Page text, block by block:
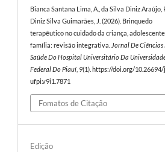
Bianca Santana Lima, A., da Silva Diniz Araújo,
Diniz Silva Guimarães, J. (2026). Brinquedo
terapêutico no cuidado da criança,
família: revisão integrativa. Jornal De Ciências
Saúde Do Hospital Universitário Da
Federal Do Piauí 9(1). https://doi.org/
ufpi.v9i1.7871
Fomatos de Citação
Edição